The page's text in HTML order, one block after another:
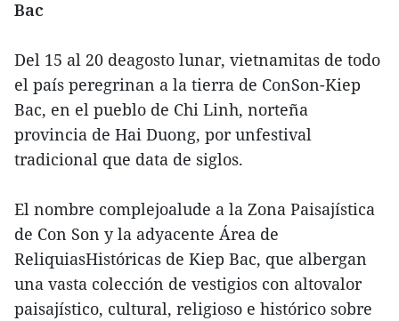
Bac
Del 15 al 20 deagosto lunar, vietnamitas de todo
el país peregrinan a la tierra de ConSon-Kiep
Bac, en el pueblo de Chi Linh, norteña
provincia de Hai Duong, por unfestival
tradicional que data de siglos.
El nombre complejoalude a la Zona Paisajística
de Con Son y la adyacente Área de
ReliquiasHistóricas de Kiep Bac, que albergan
una vasta colección de vestigios con altovalor
paisajístico, cultural, religioso e histórico sobre